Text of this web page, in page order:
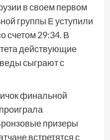
в своем первом
группы Е уступили
счетом 29:34. В
действующие
сыграют с
финальной
призеры
встретятся с